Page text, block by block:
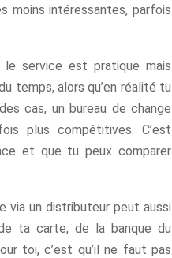
moins intéressantes, parfois
service est pratique mais
temps, alors qu’en réalité tu
cas, un bureau de change
plus compétitives. C’est
et que tu peux comparer
via un distributeur peut aussi
ta carte, de la banque du
toi, c’est qu’il ne faut pas